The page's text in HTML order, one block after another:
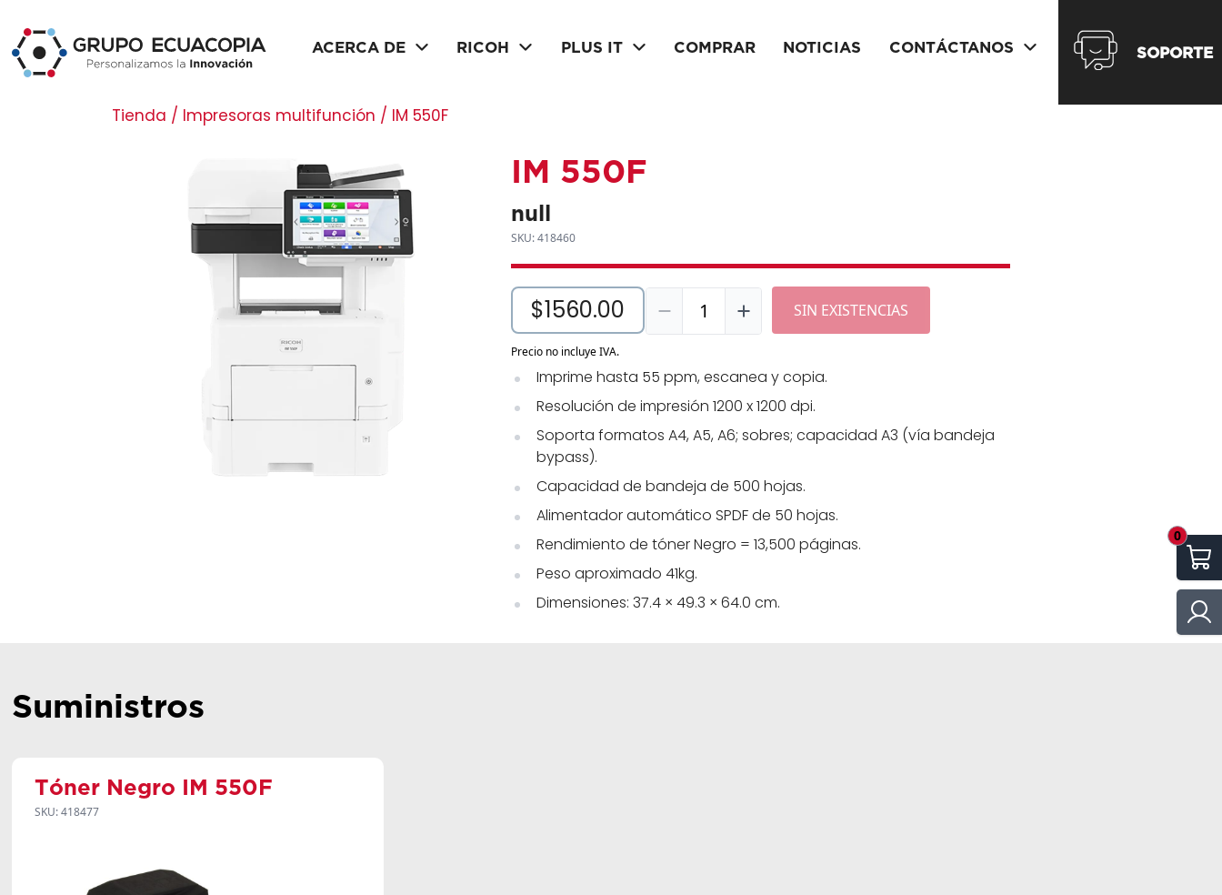
0
ACERCA DE RICOH PLUS IT COMPRAR NOTICIAS CONTÁCTANOS SOPORTE
Tienda / Impresoras multifunción / IM 550F
IM 550F
null
SKU: 418460
$1560.00 1 SIN EXISTENCIAS
Precio no incluye IVA.
Imprime hasta 55 ppm, escanea y copia.
Resolución de impresión 1200 x 1200 dpi.
Soporta formatos A4, A5, A6; sobres; capacidad A3 (vía bandeja
bypass).
Capacidad de bandeja de 500 hojas.
Alimentador automático SPDF de 50 hojas.
Rendimiento de tóner Negro = 13,500 páginas.
Peso aproximado 41kg.
Dimensiones: 37.4 × 49.3 × 64.0 cm.
Suministros
Tóner Negro IM 550F
SKU: 418477